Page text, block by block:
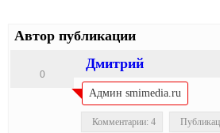
Автор публикации
Дмитрий
0
Админ smimedia.ru
Комментарии: 4